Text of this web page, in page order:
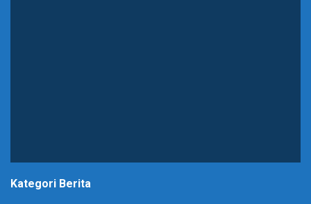
Kategori Berita